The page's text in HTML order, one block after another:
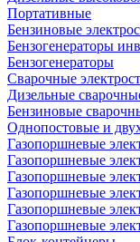
Портативные
Бензиновые
Бензогенераторы
Бензогенераторы
Сварочные
Дизельные
Бензиновые
Однопостовые и
Газопоршневые
Газопоршневые
Газопоршневые
Газопоршневые
Газопоршневые
Газопоршневые